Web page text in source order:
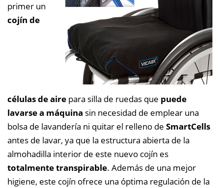
primer un
cojín de
células de aire para silla de ruedas que puede
lavarse a máquina sin necesidad de emplear una
bolsa de lavandería ni quitar el relleno de SmartCells
antes de lavar, ya que la estructura abierta de la
almohadilla interior de este nuevo cojín es
totalmente transpirable. Además de una mejor
higiene, este cojín ofrece una óptima regulación de la